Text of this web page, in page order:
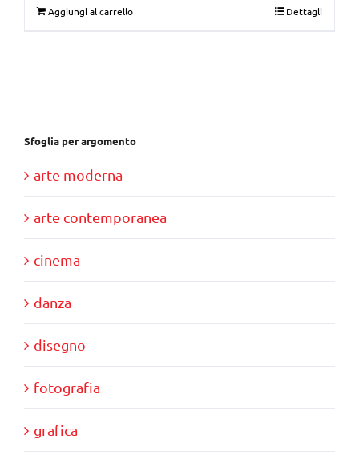
Aggiungi al carrello Dettagli
Sfoglia per argomento
arte moderna
arte contemporanea
cinema
danza
disegno
fotografia
grafica